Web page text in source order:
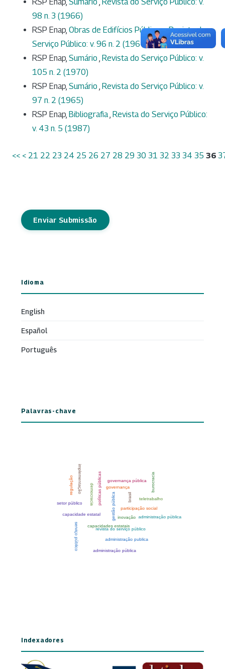
98 n. 3 (1966)
RSP Enap, Obras de Edifícios Públicos,Revista do
Serviço Público: v. 96 n. 2 (1964)
RSP Enap, Sumário , Revista do Serviço Público: v.
105 n. 2 (1970)
RSP Enap, Sumário , Revista do Serviço Público: v.
97 n. 2 (1965)
RSP Enap, Bibliografia, Revista do Serviço Público:
v. 43 n. 5 (1987)
<< < 21 22 23 24 25 26 27 28 29 30 31 32 33 34 35 36
Enviar Submissão
Idioma
English
Español
Português
Palavras-chave
Indexadores